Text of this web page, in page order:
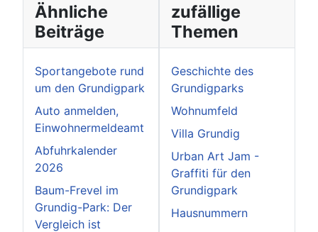
Ähnliche
Beiträge
Sportangebote rund
um den Grundigpark
Auto anmelden,
Einwohnermeldeamt
Abfuhrkalender
2026
Baum-Frevel im
Grundig-Park: Der
Vergleich ist
zufällige
Themen
Geschichte des
Grundigparks
Wohnumfeld
Villa Grundig
Urban Art Jam -
Graffiti für den
Grundigpark
Hausnummern